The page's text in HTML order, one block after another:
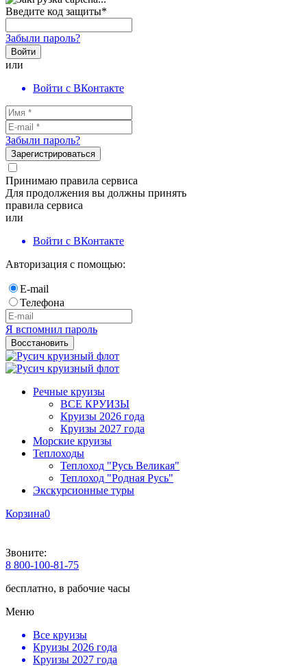
Введите код защиты*
Забыли пароль?
Войти
или
Войти с ВКонтакте
Забыли пароль?
Зарегистрироваться
Принимаю правила сервиса
Для продолжения вы должны принять
правила сервиса
или
Войти с ВКонтакте
Авторизация с помощью:
E-mail
Телефона
Я вспомнил пароль
Восстановить
Речные круизы
ВСЕ КРУИЗЫ
Круизы 2026 года
Круизы 2027 года
Морские круизы
Теплоходы
Теплоход "Русь Великая"
Теплоход "Родная Русь"
Экскурсионные туры
Корзина0
Звоните:
8 800-100-81-75
бесплатно, в рабочие часы
Меню
Все круизы
Круизы 2026 года
Круизы 2027 года